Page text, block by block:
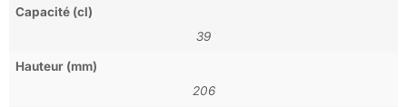
Capacité (cl)
39
Hauteur (mm)
206